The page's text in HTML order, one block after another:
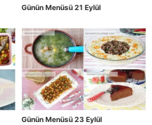
Günün Menüsü 21 Eylül
Günün Menüsü 23 Eylül